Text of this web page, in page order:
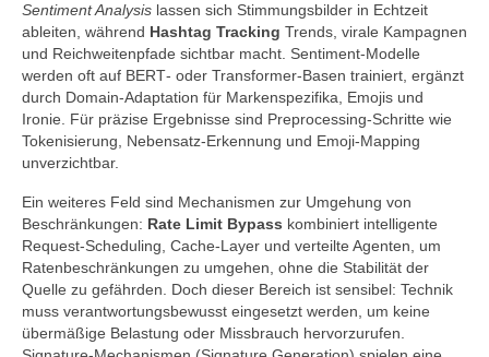
Sentiment Analysis lassen sich Stimmungsbilder in Echtzeit
ableiten, während Hashtag Tracking Trends, virale Kampagnen
und Reichweitenpfade sichtbar macht. Sentiment‑Modelle
werden oft auf BERT‑ oder Transformer‑Basen trainiert, ergänzt
durch Domain‑Adaptation für Markenspezifika, Emojis und
Ironie. Für präzise Ergebnisse sind Preprocessing‑Schritte wie
Tokenisierung, Nebensatz‑Erkennung und Emoji‑Mapping
unverzichtbar.
Ein weiteres Feld sind Mechanismen zur Umgehung von
Beschränkungen: Rate Limit Bypass kombiniert intelligente
Request‑Scheduling, Cache‑Layer und verteilte Agenten, um
Ratenbeschränkungen zu umgehen, ohne die Stabilität der
Quelle zu gefährden. Doch dieser Bereich ist sensibel: Technik
muss verantwortungsbewusst eingesetzt werden, um keine
übermäßige Belastung oder Missbrauch hervorzurufen.